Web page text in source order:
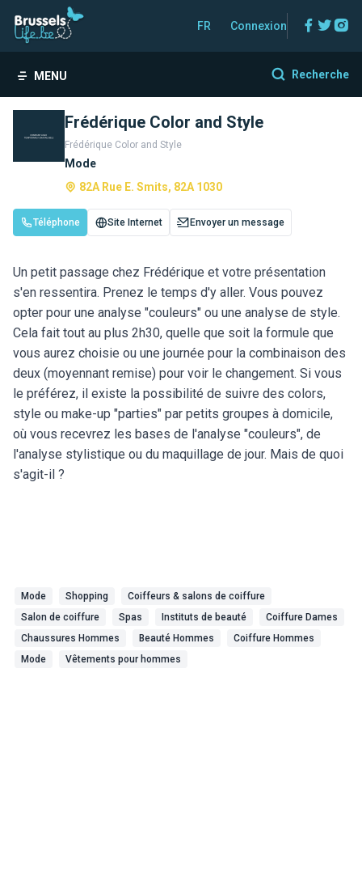
FR Connexion
MENU Recherche
Frédérique Color and Style
Frédérique Color and Style
Mode
82A Rue E. Smits, 82A 1030
Téléphone Site Internet Envoyer un message
Un petit passage chez Frédérique et votre présentation
s'en ressentira. Prenez le temps d'y aller. Vous pouvez
opter pour une analyse "couleurs" ou une analyse de style.
Cela fait tout au plus 2h30, quelle que soit la formule que
vous aurez choisie ou une journée pour la combinaison des
deux (moyennant remise) pour voir le changement. Si vous
le préférez, il existe la possibilité de suivre des colors,
style ou make-up "parties" par petits groupes à domicile,
où vous recevrez les bases de l'analyse "couleurs", de
l'analyse stylistique ou du maquillage de jour. Mais de quoi
s'agit-il ?
Mode Shopping
Coiffeurs & salons de coiffure
Salon de coiffure
Spas Instituts de beauté
Coiffure Dames
Chaussures Hommes
Beauté Hommes
Coiffure Hommes
Mode
Vêtements pour hommes